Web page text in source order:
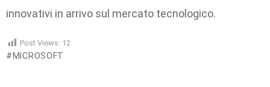
innovativi in arrivo sul mercato tecnologico.
Post Views: 12
MICROSOFT